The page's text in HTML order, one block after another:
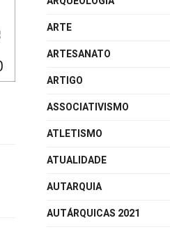
ARTE
ARTESANATO
ARTIGO
ASSOCIATIVISMO
ATLETISMO
ATUALIDADE
AUTARQUIA
AUTÁRQUICAS 2021